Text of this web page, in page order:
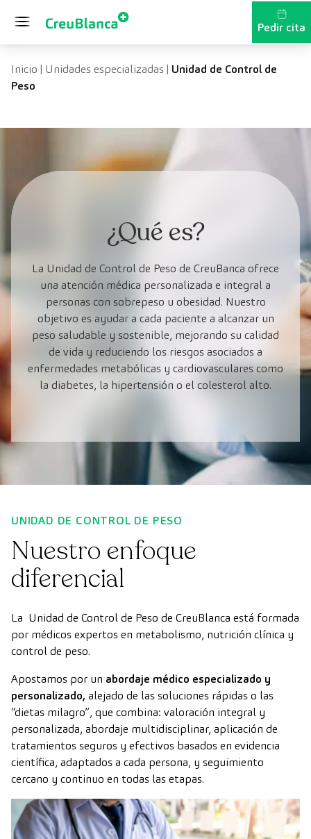
Pedir cita
Inicio | Unidades especializadas| Unidad de Control de
Peso
¿Qué es?
La Unidad de Control de Peso de CreuBanca ofrece
una atención médica personalizada e integral a
personas con sobrepeso u obesidad. Nuestro
objetivo es ayudar a cada paciente a alcanzar un
peso saludable y sostenible, mejorando su calidad
de vida y reduciendo los riesgos asociados a
enfermedades metabólicas y cardiovasculares como
la diabetes, la hipertensión o el colesterol alto.
UNIDAD DE CONTROL DE PESO
Nuestro enfoque
diferencial
La Unidad de Control de Peso de CreuBlanca está formada
por médicos expertos en metabolismo, nutrición clínica y
control de peso.
Apostamos por un abordaje médico especializado y
personalizado, alejado de las soluciones rápidas o las
“dietas milagro”, que combina: valoración integral y
personalizada, abordaje multidisciplinar, aplicación de
tratamientos seguros y efectivos basados en evidencia
científica, adaptados a cada persona, y seguimiento
cercano y continuo en todas las etapas.